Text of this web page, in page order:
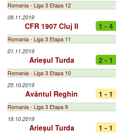
Romania - Liga 3 Etapa 12
08.11.2019
CFR 1907 Cluj II 1 - 4
Romania - Liga 3 Etapa 11
01.11.2019
Arieșul Turda 2 - 1
Romania - Liga 3 Etapa 10
25.10.2019
Avântul Reghin 1 - 1
Romania - Liga 3 Etapa 9
18.10.2019
Arieșul Turda 1 - 1